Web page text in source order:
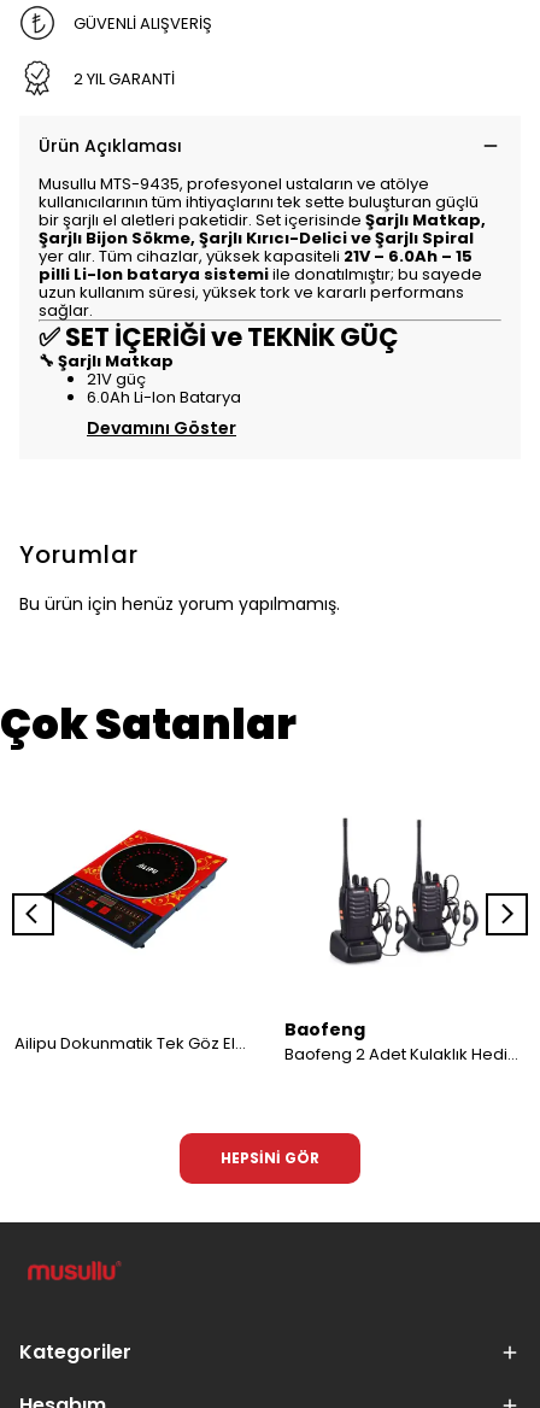
GÜVENLİ ALIŞVERİŞ
2 YIL GARANTİ
Ürün Açıklaması
Musullu MTS-9435, profesyonel ustaların ve atölye
kullanıcılarının tüm ihtiyaçlarını tek sette buluşturan güçlü
bir şarjlı el aletleri paketidir. Set içerisinde Şarjlı Matkap,
Şarjlı Bijon Sökme, Şarjlı Kırıcı-Delici ve Şarjlı Spiral
yer alır. Tüm cihazlar, yüksek kapasiteli 21V – 6.0Ah – 15
pilli Li-Ion batarya sistemiile donatılmıştır; bu sayede
uzun kullanım süresi, yüksek tork ve kararlı performans
sağlar.
✅ SET İÇERİĞİ ve TEKNİK GÜÇ
🔧 Şarjlı Matkap
21V güç
6.0Ah Li-Ion Batarya
Devamını Göster
Yorumlar
Bu ürün için henüz yorum yapılmamış.
Çok Satanlar
Ailipu Dokunmatik Tek Göz Elektrikli İndüksiyon Ocak Isıtıcı
Baofeng
Baofeng 2 Adet Kulaklık Hediyeli BF-777S Çift Yönlü Telsiz
HEPSİNİ GÖR
Kategoriler